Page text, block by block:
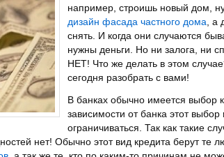
например, строишь новый дом,
дизайн фасада частного дома ,
снять. И когда они случаются
нужны деньги. Но ни залога, ни
НЕТ! Что же делать в этом
сегодня разобрать с вами!
В банках обычно имеется выбор
зависимости от банка этот
ограничиваться. Так как такие
нет! Обычно этот вид кредита берут те